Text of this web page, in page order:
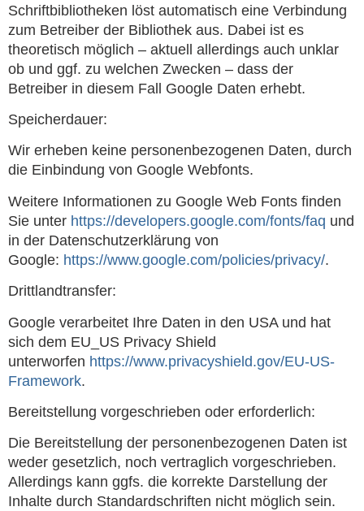
Schriftbibliotheken löst automatisch eine Verbindung
zum Betreiber der Bibliothek aus. Dabei ist es
theoretisch möglich – aktuell allerdings auch unklar
ob und ggf. zu welchen Zwecken – dass der
Betreiber in diesem Fall Google Daten erhebt.
Speicherdauer:
Wir erheben keine personenbezogenen Daten, durch
die Einbindung von Google Webfonts.
Weitere Informationen zu Google Web Fonts finden
Sie unter https://developers.google.com/fonts/faq und
in der Datenschutzerklärung von
Google: https://www.google.com/policies/privacy/.
Drittlandtransfer:
Google verarbeitet Ihre Daten in den USA und hat
sich dem EU_US Privacy Shield
unterworfen https://www.privacyshield.gov/EU-US-
Framework.
Bereitstellung vorgeschrieben oder erforderlich:
Die Bereitstellung der personenbezogenen Daten ist
weder gesetzlich, noch vertraglich vorgeschrieben.
Allerdings kann ggfs. die korrekte Darstellung der
Inhalte durch Standardschriften nicht möglich sein.